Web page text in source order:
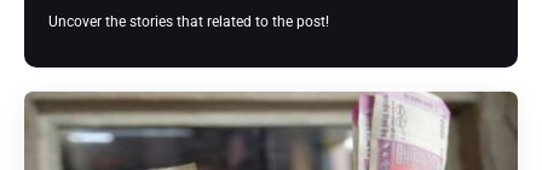
Uncover the stories that related to the post!